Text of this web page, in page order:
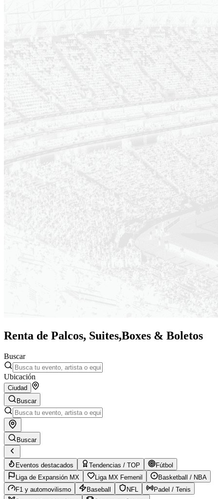
Renta de Palcos, Suites,Boxes & Boletos
Buscar
Ubicación
Ciudad
Buscar
Buscar
Eventos destacados Tendencias / TOP
Fútbol
Liga de Expansión MX
Liga MX Femenil
Basketball / NBA
F1 y automovilismo
Baseball NFL
Padel / Tenis